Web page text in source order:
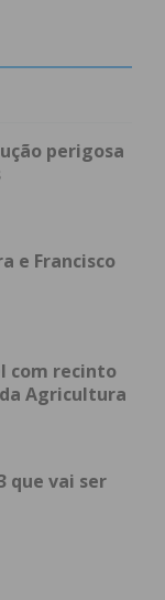
das aves a
27 pelo júri do
Colégio
dia do
a cerimónia
que somarem
pela
de aves
os clubes só
perigosa
e Francisco
com recinto
Agricultura
que vai ser